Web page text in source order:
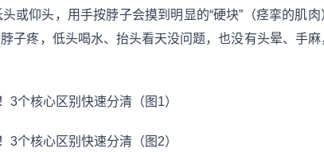
或仰头，用手按脖子会摸到明显的“硬块”（痉挛的肌肉
子疼，低头喝水、抬头看天没问题，也没有头晕、手麻